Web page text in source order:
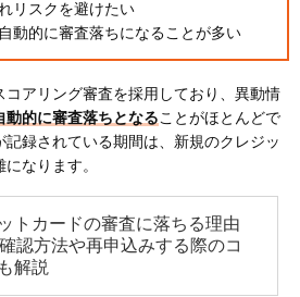
リスクを避けたい
動的に審査落ちになることが多い
コアリング審査を採用しており、異動情
動的に審査落ちとなることがほとんどで
録されている期間は、新規のクレジッ
なります。
トカードの審査に落ちる理由
認方法や再申込みする際のコ
解説